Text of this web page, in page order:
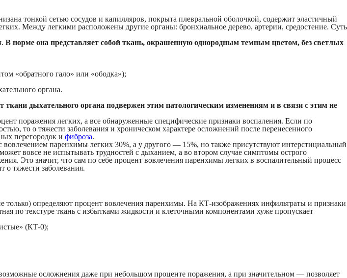
тонкой сетью сосудов и капилляров, покрыта плевральной оболочкой, содержит эластичный
Между легкими расположены другие органы: бронхиальное дерево, артерии, средостение. Суть
В норме она представляет собой ткань, окрашенную однородным темным цветом, без светлых
«‎обратного гало» или «ободка»);
органа.
дыхательного органа подвержен этим патологическим изменениям и в связи с этим не
поражения легких, а все обнаруженные специфические признаки воспаления. Если по
то о тяжести заболевания и хроническом характере осложнений после перенесенного
перегородок и фиброза.
паренхимы легких 30%, а у другого — 15%, но также присутствуют интерстициальный
вовсе не испытывать трудностей с дыханием, а во втором случае симптомы острого
Это значит, что сам по себе процент вовлечения паренхимы легких в воспалительный процесс
тяжести заболевания.
только) определяют процент вовлечения паренхимы. На КТ-изображениях инфильтраты и признаки
по текстуре ткань с избытками жидкости и клеточными компонентами хуже пропускает
(КТ-0);
осложнения даже при небольшом проценте поражения, а при значительном — позволяет